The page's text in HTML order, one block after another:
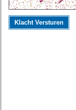
Klacht Versturen